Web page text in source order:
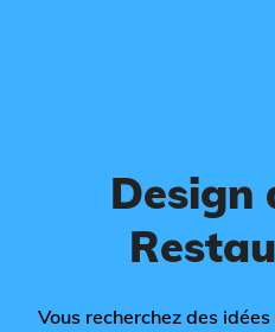
Design
Vous recherchez des